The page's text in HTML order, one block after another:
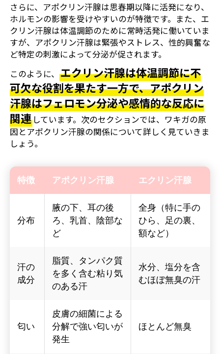
さらに、アポクリン汗腺は思春期以降に活発になり、
ホルモンの影響を受けやすいのが特徴です。また、エ
クリン汗腺は体温調節のために常時活発に働いていま
すが、アポクリン汗腺は緊張やストレス、性的興奮な
ど特定の刺激によって分泌が促されます。
このように、 エクリン汗腺は体温調節に不
可欠な役割を果たす一方で、アポクリン
汗腺はフェロモン分泌や感情的な反応に
関連 しています。次のセクションでは、ワキガの原
因とアポクリン汗腺の関係について詳しく見ていきま
しょう。
特徴 アポクリン汗腺 エクリン汗腺
分布
腋の下、耳の後
ろ、乳首、陰部な
ど
全身（特に手の
ひら、足の裏、
額など）
汗の
成分
脂質、タンパク質
を多く含む粘り気
のある汗
水分、塩分を含
むほぼ無臭の汗
匂い
皮膚の細菌による
分解で強い匂いが
発生
ほとんど無臭